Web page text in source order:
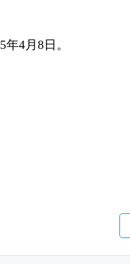
5年4月 8 日 。